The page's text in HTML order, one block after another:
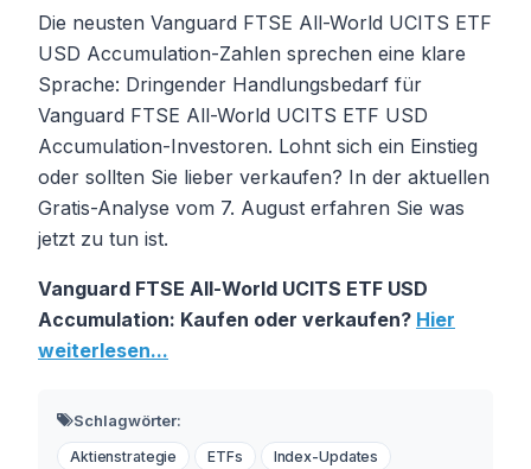
Die neusten Vanguard FTSE All-World UCITS ETF
USD Accumulation-Zahlen sprechen eine klare
Sprache: Dringender Handlungsbedarf für
Vanguard FTSE All-World UCITS ETF USD
Accumulation-Investoren. Lohnt sich ein Einstieg
oder sollten Sie lieber verkaufen? In der aktuellen
Gratis-Analyse vom 7. August erfahren Sie was
jetzt zu tun ist.
Vanguard FTSE All-World UCITS ETF USD
Accumulation: Kaufen oder verkaufen? Hier
weiterlesen...
Schlagwörter:
Aktienstrategie ETFs
Index-Updates